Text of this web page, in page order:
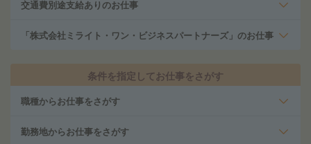
交通費別途支給ありのお仕事
「株式会社ミライト・ワン・ビジネスパートナーズ」のお仕事
条件を指定してお仕事をさがす
職種からお仕事をさがす
勤務地からお仕事をさがす